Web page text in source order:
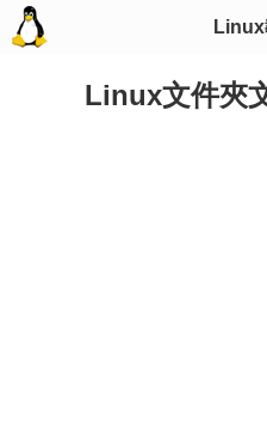
Linux
Linux文件夾